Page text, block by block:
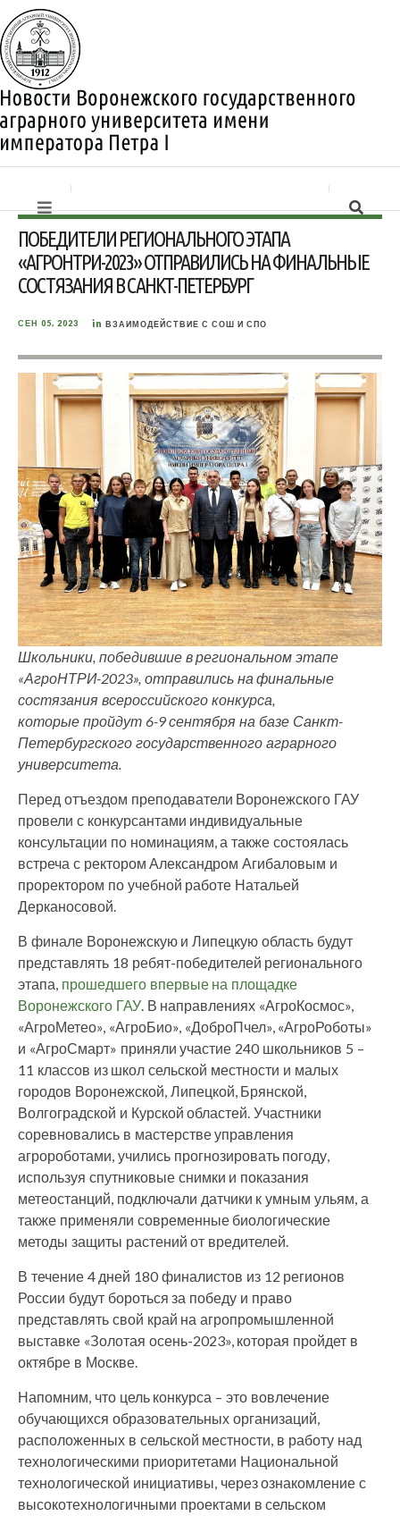
ПОБЕДИТЕЛИ РЕГИОНАЛЬНОГО ЭТАПА
«АГРОНТРИ-2023» ОТПРАВИЛИСЬ НА ФИНАЛЬНЫЕ
СОСТЯЗАНИЯ В САНКТ-ПЕТЕРБУРГ
СЕН 05, 2023 in ВЗАИМОДЕЙСТВИЕ С СОШ И СПО
Школьники, победившие в региональном этапе
«АгроНТРИ-2023», отправились на финальные
состязания всероссийского конкурса,
которые пройдут 6-9 сентября на базе Санкт-
Петербургского государственного аграрного
университета.
Перед отъездом преподаватели Воронежского ГАУ
провели с конкурсантами индивидуальные
консультации по номинациям, а также состоялась
встреча с ректором Александром Агибаловым и
проректором по учебной работе Натальей
Дерканосовой.
В финале Воронежскую и Липецкую область будут
представлять 18 ребят-победителей регионального
этапа, прошедшего впервые на площадке
Воронежского ГАУ. В направлениях «АгроКосмос»,
«АгроМетео», «АгроБио», «ДоброПчел», «АгроРоботы»
и «АгроСмарт» приняли участие 240 школьников 5 –
11 классов из школ сельской местности и малых
городов Воронежской, Липецкой, Брянской,
Волгоградской и Курской областей. Участники
соревновались в мастерстве управления
агророботами, учились прогнозировать погоду,
используя спутниковые снимки и показания
метеостанций, подключали датчики к умным ульям, а
также применяли современные биологические
методы защиты растений от вредителей.
В течение 4 дней 180 финалистов из 12 регионов
России будут бороться за победу и право
представлять свой край на агропромышленной
выставке «Золотая осень-2023», которая пройдет в
октябре в Москве.
Напомним, что цель конкурса – это вовлечение
обучающихся образовательных организаций,
расположенных в сельской местности, в работу над
технологическими приоритетами Национальной
технологической инициативы, через ознакомление с
высокотехнологичными проектами в сельском